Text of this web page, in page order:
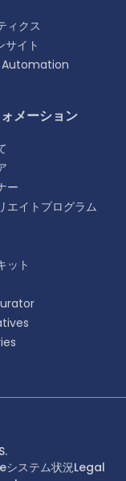
ィクス
サイト
メーション
ー
エイトプログラム
ット
システム状況Legal